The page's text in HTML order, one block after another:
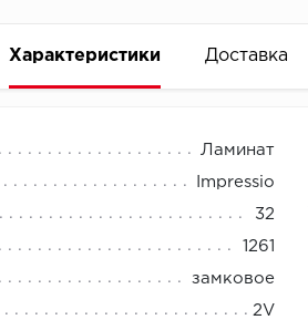
Характеристики Доставка
Ламинат
Impressio
32
1261
замковое
2V